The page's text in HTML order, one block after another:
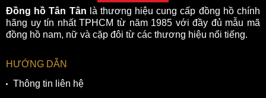
Đồng hồ Tân Tân là thương hiệu cung cấp đồng hồ chính
hãng uy tín nhất TPHCM từ năm 1985 với đầy đủ mẫu mã
đồng hồ nam, nữ và cặp đôi từ các thương hiệu nổi tiếng.
HƯỚNG DẪN
Thông tin liên hệ